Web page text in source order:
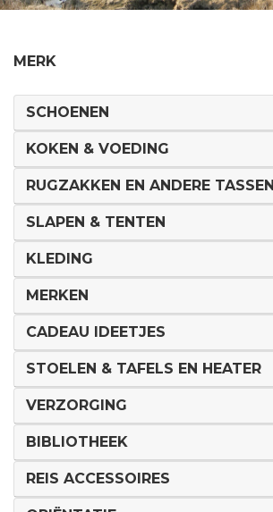
MERK
SCHOENEN
KOKEN & VOEDING
RUGZAKKEN EN ANDERE TASSEN
SLAPEN & TENTEN
KLEDING
MERKEN
CADEAU IDEETJES
STOELEN & TAFELS EN HEATER
VERZORGING
BIBLIOTHEEK
REIS ACCESSOIRES